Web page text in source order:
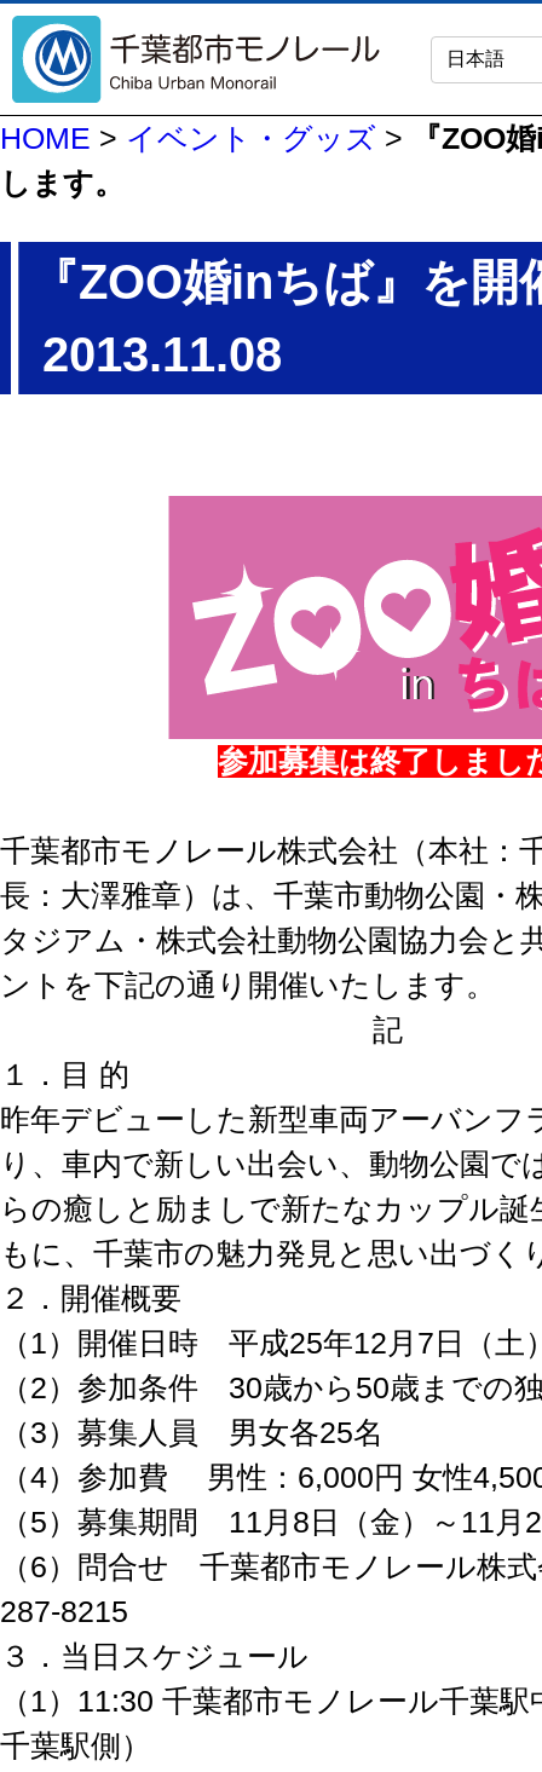
HOME > イベント・グッズ >
『ZOO
します。
『ZOO婚inちば』を
2013.11.08
参加募集は終了しまし
千葉都市モノレール株式会社（本社：
長：大澤雅章）は、千葉市動物公園・
タジアム・株式会社動物公園協力会と
ントを下記の通り開催いたします。
記
１．目 的
昨年デビューした新型車両アーバンフ
り、車内で新しい出会い、動物公園で
らの癒しと励ましで新たなカップル誕
もに、千葉市の魅力発見と思い出づく
２．開催概要
（1）開催日時 平成25年12月7日（土
（2）参加条件 30歳から50歳までの
（3）募集人員 男女各25名
（4）参加費 男性：6,000円 女性
（5）募集期間 11月8日（金）～11月
（6）問合せ 千葉都市モノレール株
287-8215
３．当日スケジュール
（1）11:30 千葉都市モノレール千葉
千葉駅側）